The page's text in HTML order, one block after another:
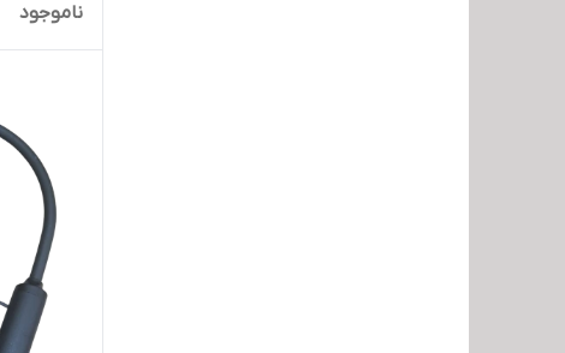
ناموجود